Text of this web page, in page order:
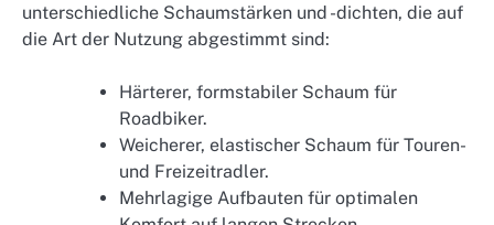
unterschiedliche Schaumstärken und -dichten, die auf
die Art der Nutzung abgestimmt sind:
Härterer, formstabiler Schaum für
Roadbiker.
Weicherer, elastischer Schaum für Touren-
und Freizeitradler.
Mehrlagige Aufbauten für optimalen